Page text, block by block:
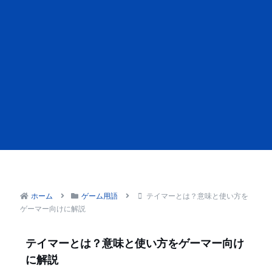
ホーム ゲーム用語
テイマーとは？意味と使い方を
ゲーマー向けに解説
テイマーとは？意味と使い方をゲーマー向け
に解説